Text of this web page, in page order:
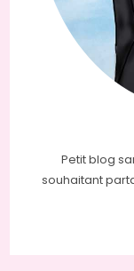
Petit blog
souhaitant